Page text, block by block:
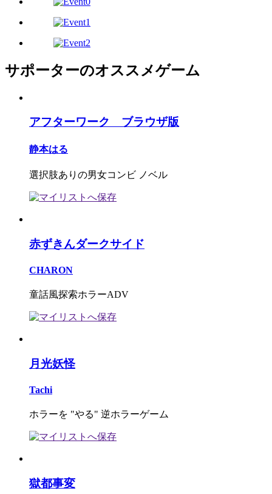
サポーターのオススメゲーム
アフターワーク ブラウザ版
静本はる
選択肢ありの男女コンビ ノベル
赤ずきんダークサイド
CHARON
童話風探索ホラーADV
月光妖怪
Tachi
ホラーを "やる" 逆ホラーゲーム
獄都事変